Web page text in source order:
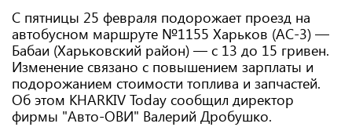
С пятницы 25 февраля подорожает проезд на
автобусном маршруте №1155 Харьков (АС-3) —
Бабаи (Харьковский район) — с 13 до 15 гривен.
Изменение связано с повышением зарплаты и
подорожанием стоимости топлива и запчастей.
Об этом KHARKIV Today сообщил директор
фирмы "Авто-ОВИ" Валерий Дробушко.